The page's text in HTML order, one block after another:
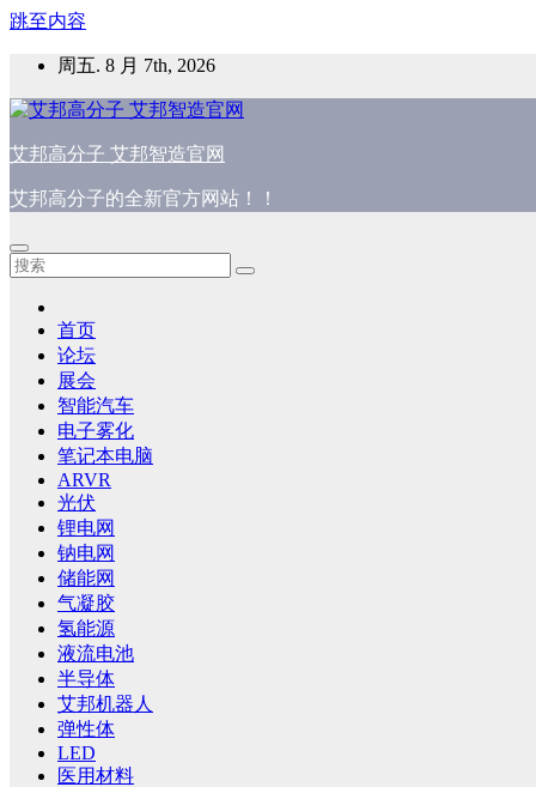
跳至内容
周五. 8 月 7th, 2026
艾邦高分子 艾邦智造官网
艾邦高分子的全新官方网站！！
首页
论坛
展会
智能汽车
电子雾化
笔记本电脑
ARVR
光伏
锂电网
钠电网
储能网
气凝胶
氢能源
液流电池
半导体
艾邦机器人
弹性体
LED
医用材料